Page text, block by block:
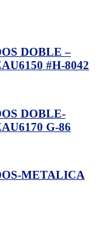
DOBLE –
#H-8042
DOBLE-
G-86
METALICA